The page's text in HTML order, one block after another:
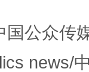
公众传
news/